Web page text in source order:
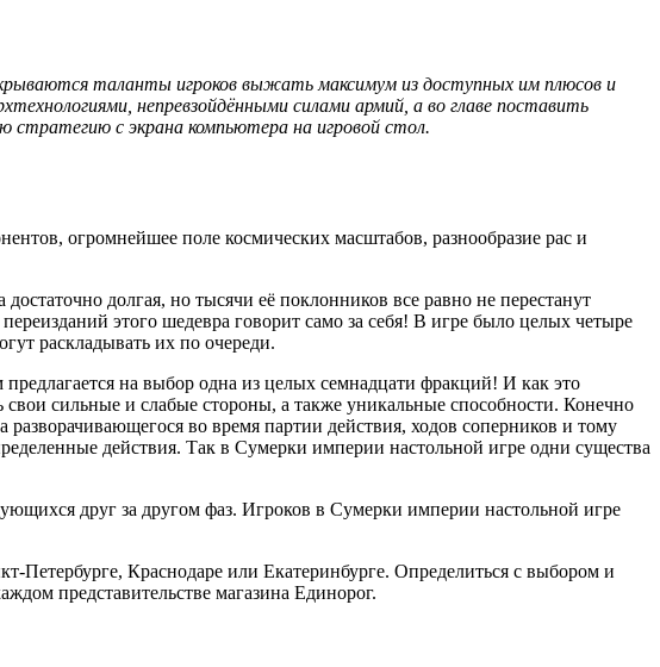
таланты игроков выжать максимум из доступных им плюсов и
непревзойдёнными силами армий, а во главе поставить
стратегию с экрана компьютера на игровой стол.
огромнейшее поле космических масштабов, разнообразие рас и
долгая, но тысячи её поклонников все равно не перестанут
этого шедевра говорит само за себя! В игре было целых четыре
раскладывать их по очереди.
на выбор одна из целых семнадцати фракций! И как это
сильные и слабые стороны, а также уникальные способности. Конечно
во время партии действия, ходов соперников и тому
действия. Так в Сумерки империи настольной игре одни существа
друг за другом фаз. Игроков в Сумерки империи настольной игре
Краснодаре или Екатеринбурге. Определиться с выбором и
представительстве магазина Единорог.